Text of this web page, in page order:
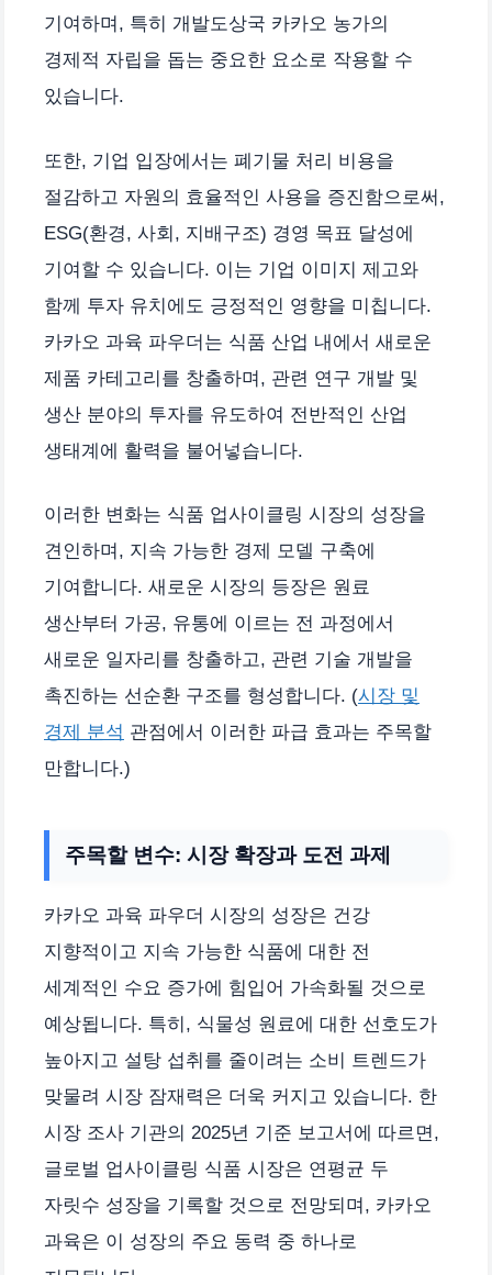
기여하며, 특히 개발도상국 카카오 농가의
경제적 자립을 돕는 중요한 요소로 작용할 수
있습니다.
또한, 기업 입장에서는 폐기물 처리 비용을
절감하고 자원의 효율적인 사용을 증진함으로써,
ESG(환경, 사회, 지배구조) 경영 목표 달성에
기여할 수 있습니다. 이는 기업 이미지 제고와
함께 투자 유치에도 긍정적인 영향을 미칩니다.
카카오 과육 파우더는 식품 산업 내에서 새로운
제품 카테고리를 창출하며, 관련 연구 개발 및
생산 분야의 투자를 유도하여 전반적인 산업
생태계에 활력을 불어넣습니다.
이러한 변화는 식품 업사이클링 시장의 성장을
견인하며, 지속 가능한 경제 모델 구축에
기여합니다. 새로운 시장의 등장은 원료
생산부터 가공, 유통에 이르는 전 과정에서
새로운 일자리를 창출하고, 관련 기술 개발을
촉진하는 선순환 구조를 형성합니다. (시장 및
경제 분석 관점에서 이러한 파급 효과는 주목할
만합니다.)
주목할 변수: 시장 확장과 도전 과제
카카오 과육 파우더 시장의 성장은 건강
지향적이고 지속 가능한 식품에 대한 전
세계적인 수요 증가에 힘입어 가속화될 것으로
예상됩니다. 특히, 식물성 원료에 대한 선호도가
높아지고 설탕 섭취를 줄이려는 소비 트렌드가
맞물려 시장 잠재력은 더욱 커지고 있습니다. 한
시장 조사 기관의 2025년 기준 보고서에 따르면,
글로벌 업사이클링 식품 시장은 연평균 두
자릿수 성장을 기록할 것으로 전망되며, 카카오
과육은 이 성장의 주요 동력 중 하나로